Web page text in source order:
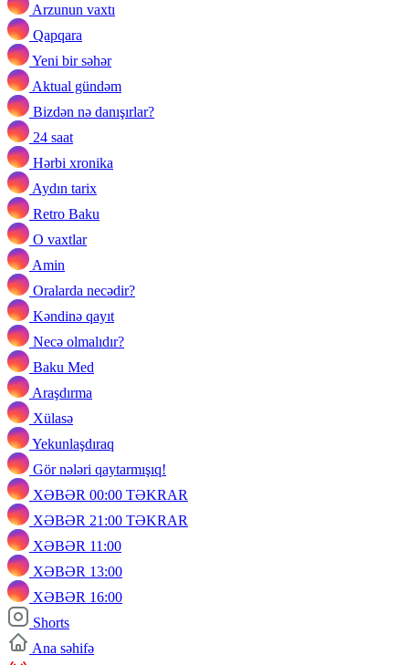
Arzunun vaxtı
Qapqara
Yeni bir səhər
Aktual gündəm
Bizdən nə danışırlar?
24 saat
Hərbi xronika
Aydın tarix
Retro Baku
O vaxtlar
Amin
Oralarda necədir?
Kəndinə qayıt
Necə olmalıdır?
Baku Med
Araşdırma
Xülasə
Yekunlaşdıraq
Gör nələri qaytarmışıq!
XƏBƏR 00:00 TƏKRAR
XƏBƏR 21:00 TƏKRAR
XƏBƏR 11:00
XƏBƏR 13:00
XƏBƏR 16:00
Shorts
Ana səhifə